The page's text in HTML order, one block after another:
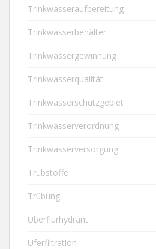
Trinkwasseraufbereitung
Trinkwasserbehälter
Trinkwassergewinnung
Trinkwasserqualität
Trinkwasserschutzgebiet
Trinkwasserverordnung
Trinkwasserversorgung
Trübstoffe
Trübung
Überflurhydrant
Uferfiltration